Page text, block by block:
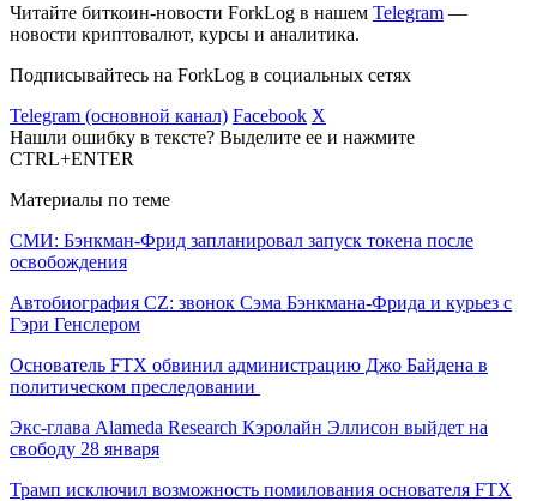
Читайте биткоин-новости ForkLog в нашем Telegram —
новости криптовалют, курсы и аналитика.
Подписывайтесь на ForkLog в социальных сетях
Telegram (основной канал) Facebook X
Нашли ошибку в тексте? Выделите ее и нажмите
CTRL+ENTER
Материалы по теме
СМИ: Бэнкман-Фрид запланировал запуск токена после
освобождения
Автобиография CZ: звонок Сэма Бэнкмана-Фрида и курьез с
Гэри Генслером
Основатель FTX обвинил администрацию Джо Байдена в
политическом преследовании
Экс-глава Alameda Research Кэролайн Эллисон выйдет на
свободу 28 января
Трамп исключил возможность помилования основателя FTX